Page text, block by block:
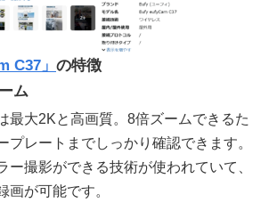
C37」 の特徴
ム
最大2Kと高画質。8倍ズームできるた
プレートまでしっかり確認できます。
ー撮影ができる技術が使われていて、
画が可能です。